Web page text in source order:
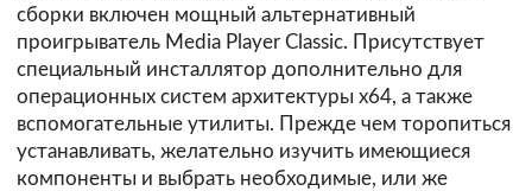
сборки включен мощный альтернативный
проигрыватель Media Player Classic. Присутствует
специальный инсталлятор дополнительно для
операционных систем архитектуры х64, а также
вспомогательные утилиты. Прежде чем торопиться
устанавливать, желательно изучить имеющиеся
компоненты и выбрать необходимые, или же